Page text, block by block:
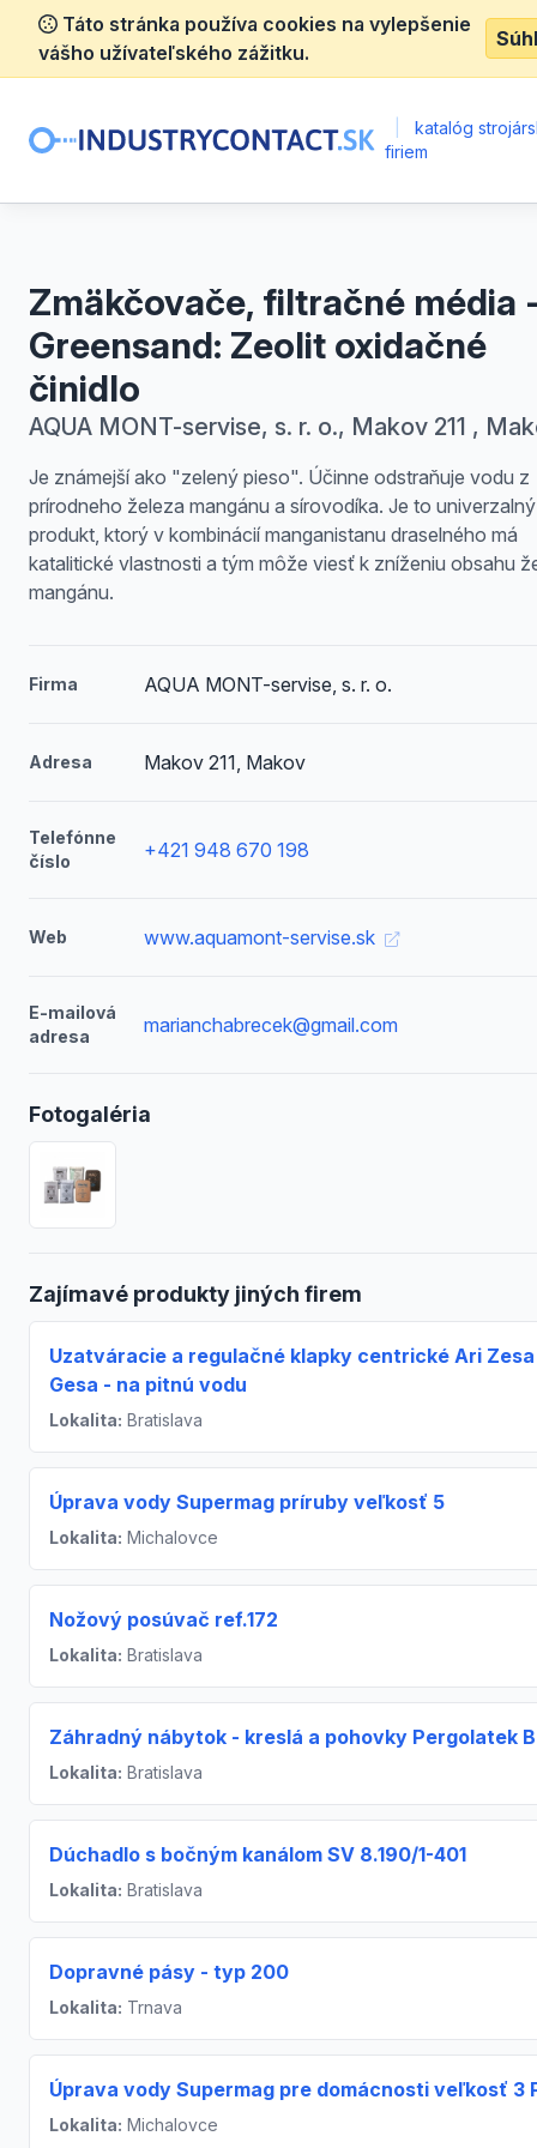
Táto stránka používa cookies na vylepšenie
vášho užívateľského zážitku.
katalóg
firiem
Zmäkčovače, filtračné média
Greensand: Zeolit oxidačné
činidlo
AQUA MONT-servise, s. r. o., Makov 211 ,
Je známejší ako "zelený pieso". Účinne odstraňuje vodu z
prírodneho železa mangánu a sírovodíka. Je to univerzalný
produkt, ktorý v kombinácií manganistanu draselného má
katalitické vlastnosti a tým môže viesť k zníženiu obsahu
mangánu.
Firma AQUA MONT-servise, s. r. o.
Adresa Makov 211, Makov
Telefónne
číslo
+421 948 670 198
Web www.aquamont-servise.sk
E-mailová
adresa
marianchabrecek@gmail.com
Fotogaléria
Zajímavé produkty jiných firem
Uzatváracie a regulačné klapky centrické Ari
Gesa - na pitnú vodu
Lokalita: Bratislava
Úprava vody Supermag príruby veľkosť 5
Lokalita: Michalovce
Nožový posúvač ref.172
Lokalita: Bratislava
Záhradný nábytok - kreslá a pohovky Pergolatek
Lokalita: Bratislava
Dúchadlo s bočným kanálom SV 8.190/1-401
Lokalita: Bratislava
Dopravné pásy - typ 200
Lokalita: Trnava
Úprava vody Supermag pre domácnosti veľkosť 3
Lokalita: Michalovce